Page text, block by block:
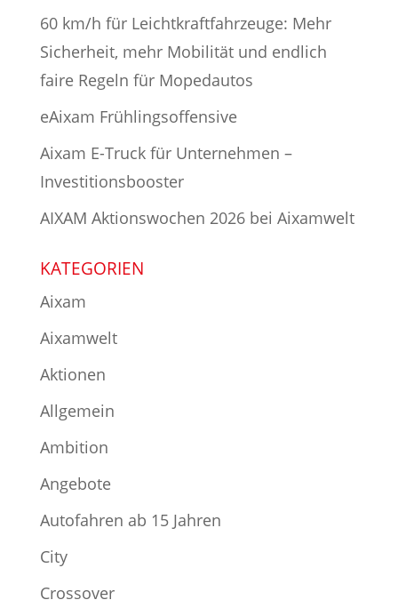
60 km/h für Leichtkraftfahrzeuge: Mehr
Sicherheit, mehr Mobilität und endlich
faire Regeln für Mopedautos
eAixam Frühlingsoffensive
Aixam E-Truck für Unternehmen –
Investitionsbooster
AIXAM Aktionswochen 2026 bei Aixamwelt
KATEGORIEN
Aixam
Aixamwelt
Aktionen
Allgemein
Ambition
Angebote
Autofahren ab 15 Jahren
City
Crossover